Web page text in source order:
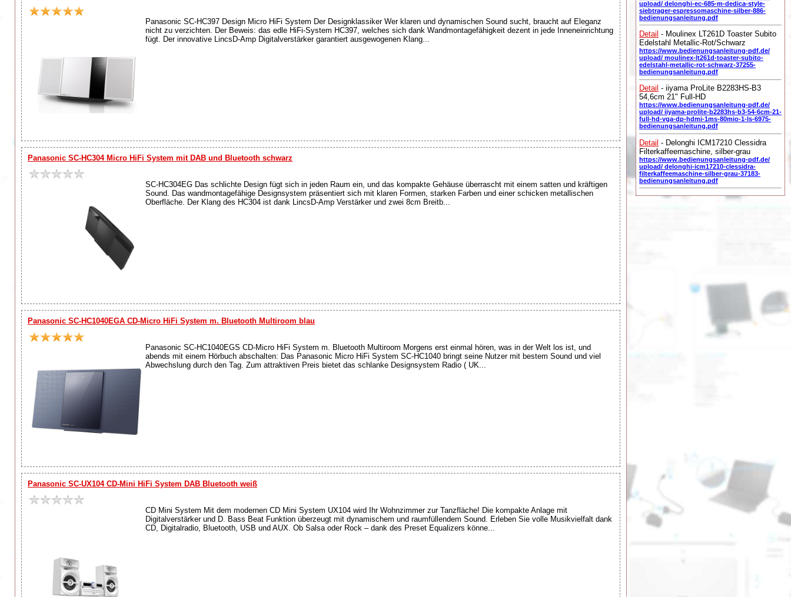
Panasonic SC-HC397 Design Micro HiFi System Der Designklassiker Wer klaren und dynamischen Sound sucht, braucht auf Eleganz
nicht zu verzichten. Der Beweis: das edle HiFi-System HC397, welches sich dank Wandmontagefähigkeit dezent in jede Inneneinrichtung
fügt. Der innovative LincsD-Amp Digitalverstärker garantiert ausgewogenen Klang...
Panasonic SC-HC304 Micro HiFi System mit DAB und Bluetooth schwarz
SC-HC304EG Das schlichte Design fügt sich in jeden Raum ein, und das kompakte Gehäuse überrascht mit einem satten und kräftigen
Sound. Das wandmontagefähige Designsystem präsentiert sich mit klaren Formen, starken Farben und einer schicken metallischen
Oberfläche. Der Klang des HC304 ist dank LincsD-Amp Verstärker und zwei 8cm Breitb...
Panasonic SC-HC1040EGA CD-Micro HiFi System m. Bluetooth Multiroom blau
Panasonic SC-HC1040EGS CD-Micro HiFi System m. Bluetooth Multiroom Morgens erst einmal hören, was in der Welt los ist, und
abends mit einem Hörbuch abschalten: Das Panasonic Micro HiFi System SC-HC1040 bringt seine Nutzer mit bestem Sound und viel
Abwechslung durch den Tag. Zum attraktiven Preis bietet das schlanke Designsystem Radio ( UK...
Panasonic SC-UX104 CD-Mini HiFi System DAB Bluetooth weiß
CD Mini System Mit dem modernen CD Mini System UX104 wird Ihr Wohnzimmer zur Tanzfläche! Die kompakte Anlage mit
Digitalverstärker und D. Bass Beat Funktion überzeugt mit dynamischem und raumfüllendem Sound. Erleben Sie volle Musikvielfalt dank
CD, Digitalradio, Bluetooth, USB und AUX. Ob Salsa oder Rock – dank des Preset Equalizers könne...
upload/ delonghi-ec-685-m-dedica-style-
siebtrager-espressomaschine-silber-886-
bedienungsanleitung.pdf
Detail - Moulinex LT261D Toaster Subito
Edelstahl Metallic-Rot/Schwarz
https://www.bedienungsanleitung-pdf.de/
upload/ moulinex-lt261d-toaster-subito-
edelstahl-metallic-rot-schwarz-37255-
bedienungsanleitung.pdf
Detail - iiyama ProLite B2283HS-B3
54,6cm 21" Full-HD
https://www.bedienungsanleitung-pdf.de/
upload/ iiyama-prolite-b2283hs-b3-54-6cm-21-
full-hd-vga-dp-hdmi-1ms-80mio-1-ls-6975-
bedienungsanleitung.pdf
Detail - Delonghi ICM17210 Clessidra
Filterkaffeemaschine, silber-grau
https://www.bedienungsanleitung-pdf.de/
upload/ delonghi-icm17210-clessidra-
filterkaffeemaschine-silber-grau-37183-
bedienungsanleitung.pdf